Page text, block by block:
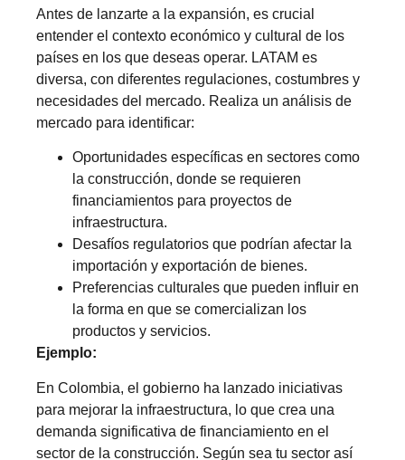
Antes de lanzarte a la expansión, es crucial
entender el contexto económico y cultural de los
países en los que deseas operar. LATAM es
diversa, con diferentes regulaciones, costumbres y
necesidades del mercado. Realiza un análisis de
mercado para identificar:
Oportunidades específicas en sectores como
la construcción, donde se requieren
financiamientos para proyectos de
infraestructura.
Desafíos regulatorios que podrían afectar la
importación y exportación de bienes.
Preferencias culturales que pueden influir en
la forma en que se comercializan los
productos y servicios.
Ejemplo:
En Colombia, el gobierno ha lanzado iniciativas
para mejorar la infraestructura, lo que crea una
demanda significativa de financiamiento en el
sector de la construcción. Según sea tu sector así